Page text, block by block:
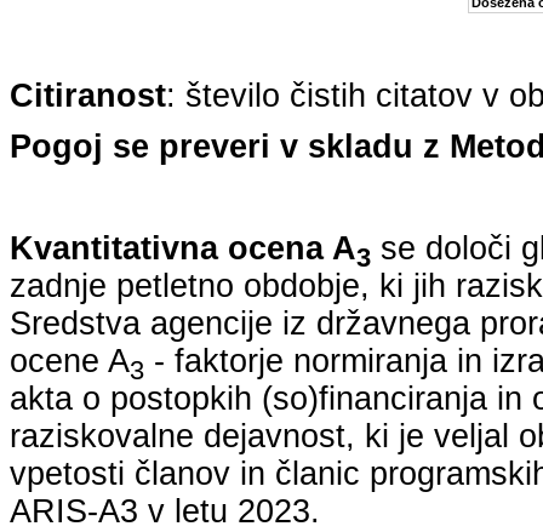
Dosežena
Citiranost: število čistih citatov v
Pogoj se preveri v skladu z
Kvantitativna ocena A3 se določi
zadnje petletno obdobje, ki jih
Sredstva agencije iz državnega
ocene A3 - faktorje normiranja in
akta o postopkih (so)financiranja in
raziskovalne dejavnost, ki je veljal
vpetosti članov in članic
ARIS-A3 v letu 2023.